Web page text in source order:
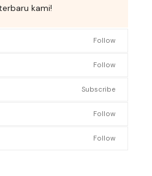
kami!
Follow
Follow
Subscribe
Follow
Follow